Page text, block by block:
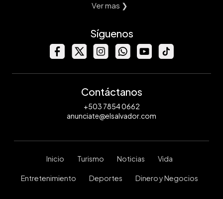
Ver mas ❯
Síguenos
Contáctanos
+503 7854 0662
anunciate@elsalvador.com
Inicio Turismo Noticias Vida
Entretenimiento Deportes Dinero y Negocios